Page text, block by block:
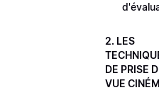
2. LES
DE PRISE
VUE